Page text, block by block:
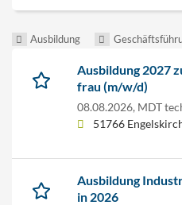
Ausbildung
Ausbildung 2027
frau (m/w/d)
08.08.2026, MDT
51766
Ausbildung
in 2026